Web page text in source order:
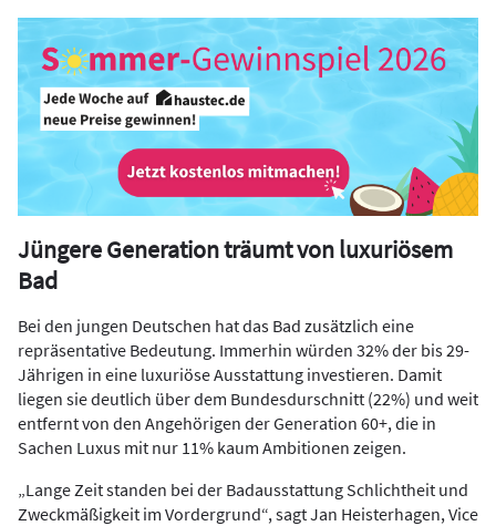
Jüngere Generation träumt von luxuriösem
Bad
Bei den jungen Deutschen hat das Bad zusätzlich eine
repräsentative Bedeutung. Immerhin würden 32% der bis 29-
Jährigen in eine luxuriöse Ausstattung investieren. Damit
liegen sie deutlich über dem Bundesdurschnitt (22%) und weit
entfernt von den Angehörigen der Generation 60+, die in
Sachen Luxus mit nur 11% kaum Ambitionen zeigen.
„Lange Zeit standen bei der Badausstattung Schlichtheit und
Zweckmäßigkeit im Vordergrund“, sagt Jan Heisterhagen, Vice